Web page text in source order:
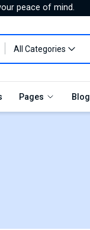
peace of mind.
All Categories
Pages Blog